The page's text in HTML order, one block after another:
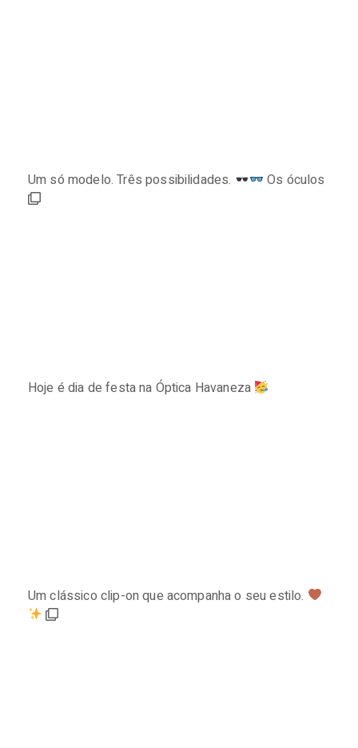
Um só modelo. Três possibilidades. Os óculos
Hoje é dia de festa na Óptica Havaneza
Um clássico clip-on que acompanha o seu estilo.